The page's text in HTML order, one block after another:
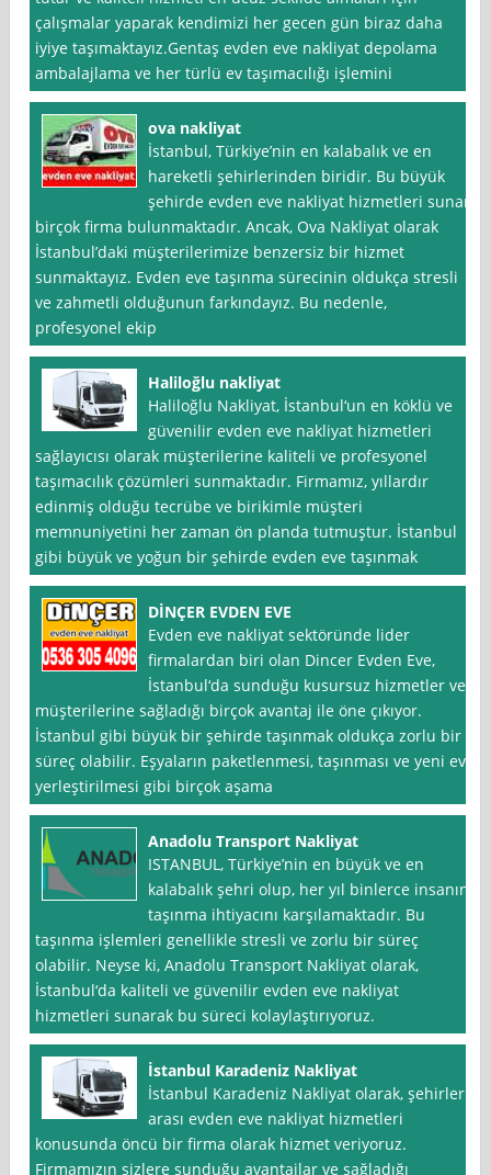
çalışmalar yaparak kendimizi her gecen gün biraz daha
iyiye taşımaktayız.Gentaş evden eve nakliyat depolama
ambalajlama ve her türlü ev taşımacılığı işlemini
ova nakliyat
İstanbul, Türkiye’nin en kalabalık ve en
hareketli şehirlerinden biridir. Bu büyük
şehirde evden eve nakliyat hizmetleri sunan
birçok firma bulunmaktadır. Ancak, Ova Nakliyat olarak
İstanbul’daki müşterilerimize benzersiz bir hizmet
sunmaktayız. Evden eve taşınma sürecinin oldukça stresli
ve zahmetli olduğunun farkındayız. Bu nedenle,
profesyonel ekip
Haliloğlu nakliyat
Haliloğlu Nakliyat, İstanbul‘un en köklü ve
güvenilir evden eve nakliyat hizmetleri
sağlayıcısı olarak müşterilerine kaliteli ve profesyonel
taşımacılık çözümleri sunmaktadır. Firmamız, yıllardır
edinmiş olduğu tecrübe ve birikimle müşteri
memnuniyetini her zaman ön planda tutmuştur. İstanbul
gibi büyük ve yoğun bir şehirde evden eve taşınmak
DİNÇER EVDEN EVE
Evden eve nakliyat sektöründe lider
firmalardan biri olan Dincer Evden Eve,
İstanbul‘da sunduğu kusursuz hizmetler ve
müşterilerine sağladığı birçok avantaj ile öne çıkıyor.
İstanbul gibi büyük bir şehirde taşınmak oldukça zorlu bir
süreç olabilir. Eşyaların paketlenmesi, taşınması ve yeni eve
yerleştirilmesi gibi birçok aşama
Anadolu Transport Nakliyat
ISTANBUL, Türkiye’nin en büyük ve en
kalabalık şehri olup, her yıl binlerce insanın
taşınma ihtiyacını karşılamaktadır. Bu
taşınma işlemleri genellikle stresli ve zorlu bir süreç
olabilir. Neyse ki, Anadolu Transport Nakliyat olarak,
İstanbul‘da kaliteli ve güvenilir evden eve nakliyat
hizmetleri sunarak bu süreci kolaylaştırıyoruz.
İstanbul Karadeniz Nakliyat
İstanbul Karadeniz Nakliyat olarak, şehirler
arası evden eve nakliyat hizmetleri
konusunda öncü bir firma olarak hizmet veriyoruz.
Firmamızın sizlere sunduğu avantajlar ve sağladığı